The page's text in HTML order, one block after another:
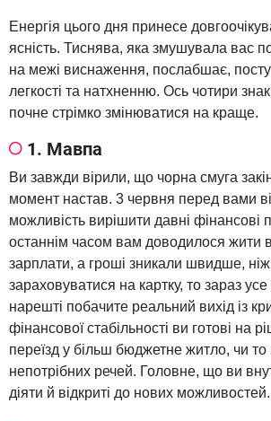
Енергія цього дня принесе
ясність. Тиснява, яка змушувала вас
на межі виснаження, послабшає,
легкості та натхненню. Ось чотири
почне стрімко змінюватися на краще.
1. Мавпа
Ви завжди вірили, що чорна смуга
момент настав. 3 червня перед вами
можливість вирішити давні
останнім часом вам доводилося жити
зарплати, а гроші зникали швидше, ніж
зараховуватися на картку, то зараз
нарешті побачите реальний вихід із
фінансової стабільності ви готові на
переїзд у більш бюджетне житло, чи
непотрібних речей. Головне, що ви
діяти й відкриті до нових можливостей.